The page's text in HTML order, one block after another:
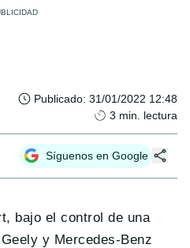
Publicado: 31/01/2022 12:48
3 min. lectura
Síguenos en Google
bajo el control de una
y Mercedes-Benz